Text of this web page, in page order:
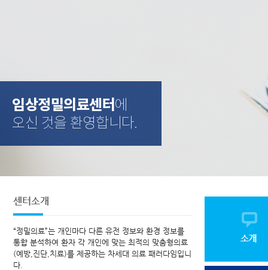
임상정밀의료센터에
오신 것을 환영합니다.
센터소개
“정밀의료”는 개인마다 다른 유전 정보와 환경 정보를
통합 분석하여 환자 각 개인에 맞는 최적의 맞춤형의료
(예방,진단,치료)를 제공하는 차세대 의료 패러다임입니
다.